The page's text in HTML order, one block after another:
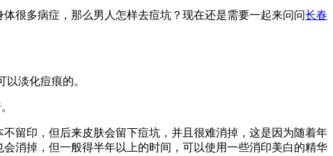
很多病症，那么男人怎样去痘坑？现在还是需要一起来问问长春
淡化痘痕的。
留印，但后来皮肤会留下痘坑，并且很难消掉，这是因为随着年
消掉，但一般得半年以上的时间，可以使用一些消印美白的精华